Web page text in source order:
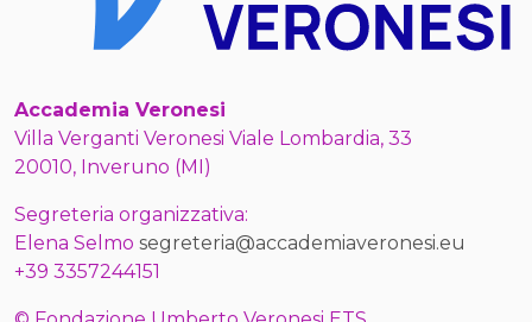
Accademia Veronesi
Villa Verganti Veronesi Viale Lombardia, 33
20010, Inveruno (MI)
Segreteria organizzativa:
Elena Selmo segreteria@accademiaveronesi.eu
+39 3357244151